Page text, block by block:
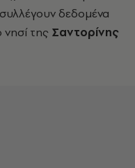
δεδομένα
της Σαντορίνης